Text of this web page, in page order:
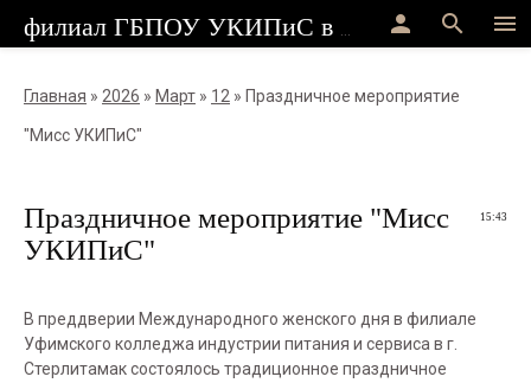
menu
search
person
Главная » 2026 » Март » 12 » Праздничное мероприятие
"Мисс УКИПиС"
15:43
Праздничное мероприятие "Мисс
УКИПиС"
В преддверии Международного женского дня в филиале
Уфимского колледжа индустрии питания и сервиса в г.
Стерлитамак состоялось традиционное праздничное